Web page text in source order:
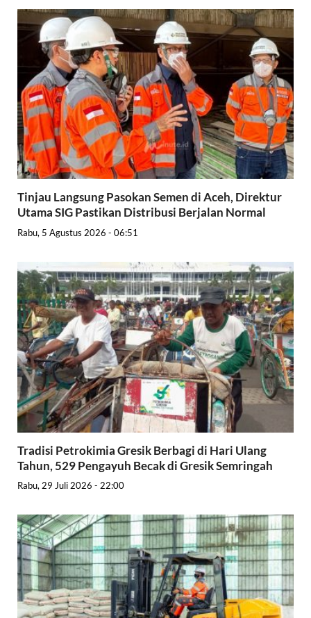
Tinjau Langsung Pasokan Semen di Aceh, Direktur
Utama SIG Pastikan Distribusi Berjalan Normal
Rabu, 5 Agustus 2026 - 06:51
Tradisi Petrokimia Gresik Berbagi di Hari Ulang
Tahun, 529 Pengayuh Becak di Gresik Semringah
Rabu, 29 Juli 2026 - 22:00